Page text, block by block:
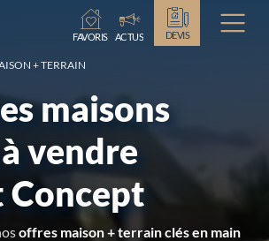
Chargement...
FAVORIS
ACTUS DEVIS
+ TERRAIN
maisons
vendre
offres maison + terrain clés en main